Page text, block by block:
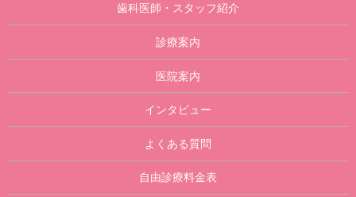
歯科医師・スタッフ紹介
診療案内
医院案内
インタビュー
よくある質問
自由診療料金表